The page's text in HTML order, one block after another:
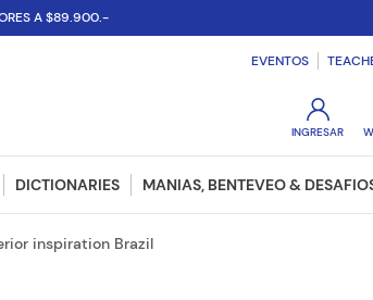
A $89.900.-
EVENTOS
DICTIONARIES MANIAS, BENTEVEO &
inspiration Brazil